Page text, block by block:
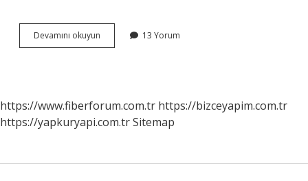
Devamını okuyun
Çerez
13 Yorum
https://www.fiberforum.com.tr https://bizceyapim.com.tr
https://yapkuryapi.com.trSitemap